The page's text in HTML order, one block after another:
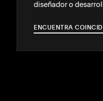
diseñador o
ENCUENTRA